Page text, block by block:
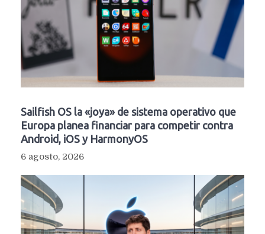
Sailfish OS la «joya» de sistema operativo que
Europa planea financiar para competir contra
Android, iOS y HarmonyOS
6 agosto, 2026